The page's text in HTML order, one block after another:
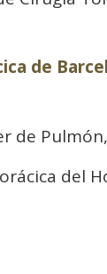
de
de
del